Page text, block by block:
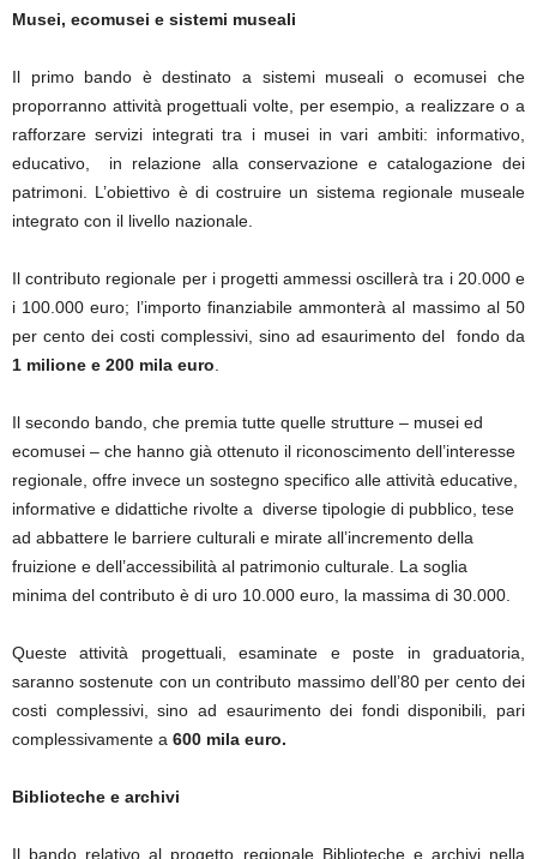
Musei, ecomusei e sistemi museali
Il primo bando è destinato a sistemi museali o ecomusei che
proporranno attività progettuali volte, per esempio, a realizzare o a
rafforzare servizi integrati tra i musei in vari ambiti: informativo,
educativo, in relazione alla conservazione e catalogazione dei
patrimoni. L’obiettivo è di costruire un sistema regionale museale
integrato con il livello nazionale.
Il contributo regionale per i progetti ammessi oscillerà tra i 20.000 e
i 100.000 euro; l’importo finanziabile ammonterà al massimo al 50
per cento dei costi complessivi, sino ad esaurimento del fondo da
1 milione e 200 mila euro
Il secondo bando, che premia tutte quelle strutture – musei ed
ecomusei – che hanno già ottenuto il riconoscimento dell’interesse
regionale, offre invece un sostegno specifico alle attività educative,
informative e didattiche rivolte a diverse tipologie di pubblico, tese
ad abbattere le barriere culturali e mirate all’incremento della
fruizione e dell’accessibilità al patrimonio culturale. La soglia
minima del contributo è di uro 10.000 euro, la massima di 30.000.
Queste attività progettuali, esaminate e poste in graduatoria,
saranno sostenute con un contributo massimo dell’80 per cento dei
costi complessivi, sino ad esaurimento dei fondi disponibili, pari
complessivamente a 600 mila euro.
Biblioteche e archivi
Il bando relativo al progetto regionale Biblioteche e archivi nella